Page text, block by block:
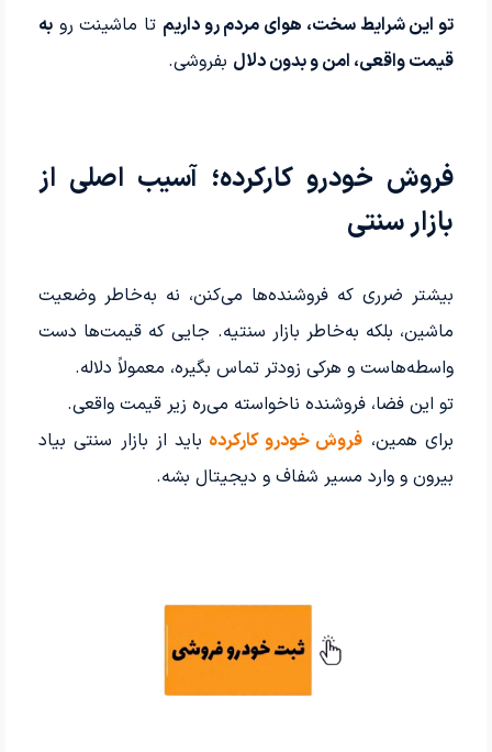
تو این شرایط سخت، هوای مردم رو داریم تا ماشینت روبه
قیمت واقعی، امن و بدون دلال بفروشی.
فروش خودرو کارکرده؛ آسیب اصلی از
بازار سنتی
بیشتر ضرری که فروشنده‌ها می‌کنن، نه به‌خاطر وضعیت
ماشین، بلکه به‌خاطر بازار سنتیه. جایی که قیمت‌ها دست
واسطه‌هاست و هرکی زودتر تماس بگیره، معمولاً دلاله.
تو این فضا، فروشنده ناخواسته می‌ره زیر قیمت واقعی.
برای همین، فروش خودرو کارکرده باید از بازار سنتی بیاد
بیرون و وارد مسیر شفاف و دیجیتال بشه.